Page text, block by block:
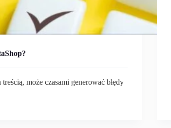
może czasami generować błędy